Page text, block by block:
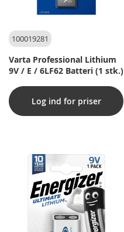
100019281
Varta Professional Lithium
9V / E / 6LF62 Batteri (1 stk.)
Log ind for priser